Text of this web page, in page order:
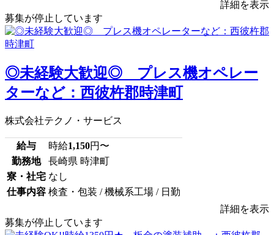
詳細を表示
募集が停止しています
◎未経験大歓迎◎ プレス機オペレー
ターなど：西彼杵郡時津町
株式会社テクノ・サービス
給与 時給1,150円〜
勤務地
長崎県 時津町
寮・社宅 なし
仕事内容 検査・包装 / 機械系工場 / 日勤
詳細を表示
募集が停止しています